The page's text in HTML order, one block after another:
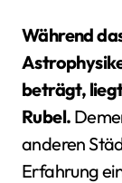
Während
beträgt,
Rubel.
anderen
Erfahrung